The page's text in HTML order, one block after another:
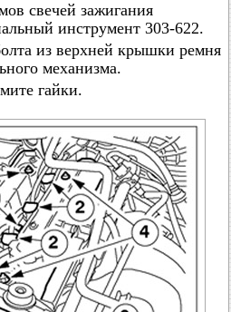
свечей зажигания
инструмент 303-622.
из верхней крышки ремня
механизма.
гайки.